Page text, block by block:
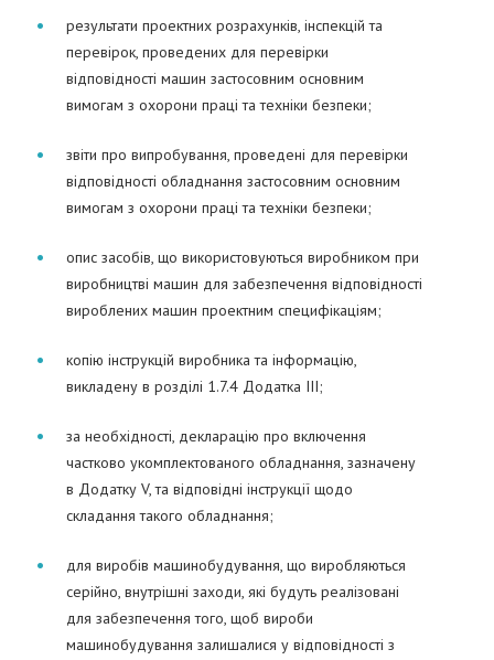
результати проектних розрахунків, інспекцій та
перевірок, проведених для перевірки
відповідності машин застосовним основним
вимогам з охорони праці та техніки безпеки;
звіти про випробування, проведені для перевірки
відповідності обладнання застосовним основним
вимогам з охорони праці та техніки безпеки;
опис засобів, що використовуються виробником при
виробництві машин для забезпечення відповідності
вироблених машин проектним специфікаціям;
копію інструкцій виробника та інформацію,
викладену в розділі 1.7.4 Додатка III;
за необхідності, декларацію про включення
частково укомплектованого обладнання, зазначену
в Додатку V, та відповідні інструкції щодо
складання такого обладнання;
для виробів машинобудування, що виробляються
серійно, внутрішні заходи, які будуть реалізовані
для забезпечення того, щоб вироби
машинобудування залишалися у відповідності з